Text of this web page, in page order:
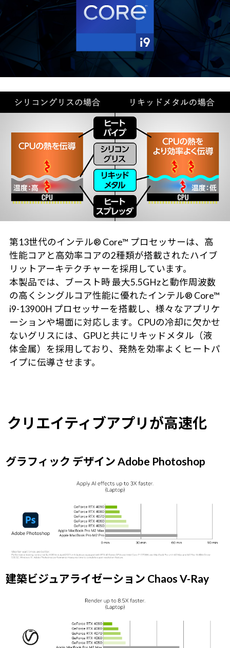
第13世代のインテル® Core™ プロセッサーは、高
性能コアと高効率コアの2種類が搭載されたハイブ
リットアーキテクチャーを採用しています。
本製品では、ブースト時 最大5.5GHzと動作周波数
の高くシングルコア性能に優れたインテル® Core™
i9-13900H プロセッサーを搭載し、様々なアプリケ
ーションや場面に対応します。CPUの冷却に欠かせ
ないグリスには、GPUと共にリキッドメタル（液
体金属）を採用しており、発熱を効率よくヒートパ
イプに伝導させます。
クリエイティブアプリが高速化
グラフィック デザイン Adobe Photoshop
建築ビジュアライゼーション Chaos V-Ray